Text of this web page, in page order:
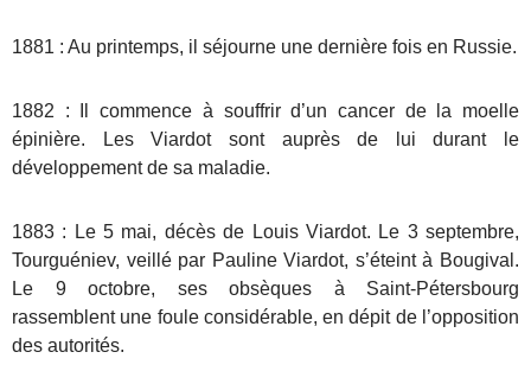
1881 : Au printemps, il séjourne une dernière fois en Russie.
1882 : Il commence à souffrir d’un cancer de la moelle
épinière. Les Viardot sont auprès de lui durant le
développement de sa maladie.
1883 : Le 5 mai, décès de Louis Viardot. Le 3 septembre,
Tourguéniev, veillé par Pauline Viardot, s’éteint à Bougival.
Le 9 octobre, ses obsèques à Saint-Pétersbourg
rassemblent une foule considérable, en dépit de l’opposition
des autorités.